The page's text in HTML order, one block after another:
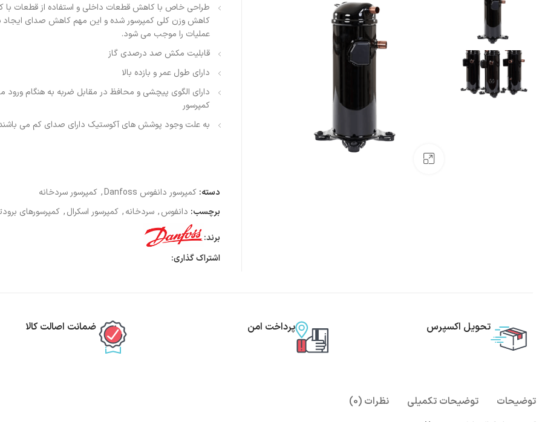
طراحی خاص با کاهش قطعات داخلی و استفاده از قطعات با
کاهش وزن کلی کمپرسور شده و این مهم کاهش صدای
عملیات را موجب می شود.
قابلیت مکش صد درصدی گاز
دارای طول عمر و بازده بالا
دارای الگوی پیچشی و محافظ در مقابل ضربه به هنگام ورود
کمپرسور
به علت وجود پوشش های آکوستیک دارای صدای کم می
دسته: کمپرسور دانفوس Danfoss , کمپرسور سردخانه
برچسب: دانفوس, سردخانه, کمپرسور اسکرال, کمپرسورهای
برند:
اشتراک گذاری:
تحویل اکسپرس پرداخت امن ضمانت اصالت کالا
توضیحات توضیحات تکمیلی نظرات (0)